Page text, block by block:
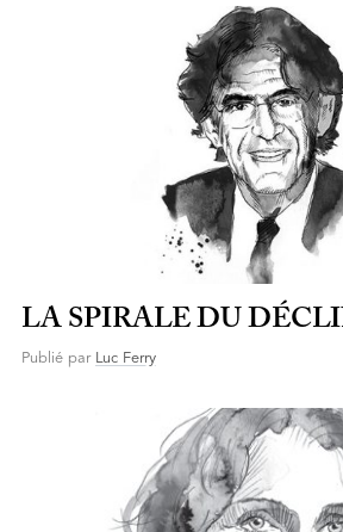
LA SPIRALE DU
Publié par Luc Ferry